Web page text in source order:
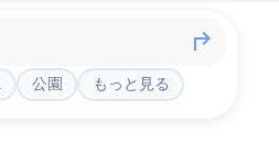
公園 もっと見る